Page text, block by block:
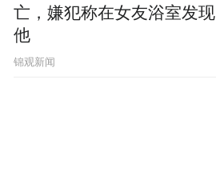
亡，嫌犯称在女友浴室发现
他
锦观新闻